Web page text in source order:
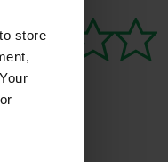
store